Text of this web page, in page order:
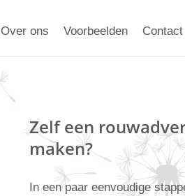
Over ons Voorbeelden Contact
Zelf een
maken?
In een paar eenvoudige